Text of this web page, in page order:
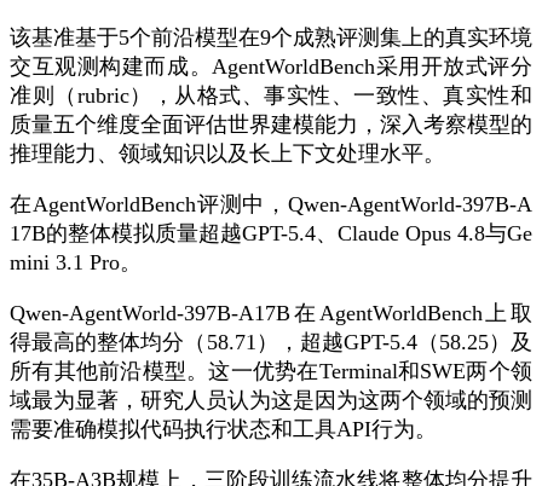
该基准基于5个前沿模型在9个成熟评测集上的真实环境
交互观测构建而成。AgentWorldBench采用开放式评分
准则（rubric），从格式、事实性、一致性、真实性和
质量五个维度全面评估世界建模能力，深入考察模型的
推理能力、领域知识以及长上下文处理水平。
在AgentWorldBench评测中，Qwen-AgentWorld-397B-A
17B的整体模拟质量超越GPT-5.4、Claude Opus 4.8与Ge
mini 3.1 Pro。
Qwen-AgentWorld-397B-A17B在AgentWorldBench上取
得最高的整体均分（58.71），超越GPT-5.4（58.25）及
所有其他前沿模型。这一优势在Terminal和SWE两个领
域最为显著，研究人员认为这是因为这两个领域的预测
需要准确模拟代码执行状态和工具API行为。
在35B-A3B规模上，三阶段训练流水线将整体均分提升